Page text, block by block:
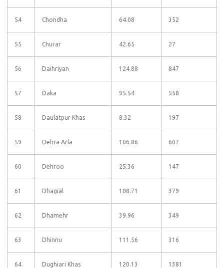
54 Chondha 64.08 352
55 Churar 42.65 27
56 Daihriyan 124.88 847
57 Daka 95.54 558
58 Daulatpur Khas 8.32 197
59 Dehra Arla 106.86 607
60 Dehroo 25.36 147
61 Dhagial 108.71 379
62 Dhamehr 39.96 349
63 Dhinnu 111.56 316
64 Dughiari Khas 120.13 1381